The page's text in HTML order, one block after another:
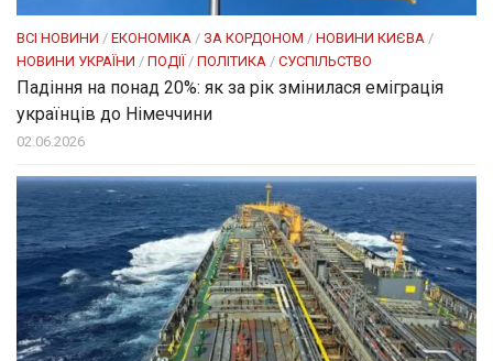
ВСІ НОВИНИ / ЕКОНОМІКА / ЗА КОРДОНОМ / НОВИНИ КИЄВА /
НОВИНИ УКРАЇНИ / ПОДІЇ / ПОЛІТИКА / СУСПІЛЬСТВО
Падіння на понад 20%: як за рік змінилася еміграція
українців до Німеччини
02.06.2026